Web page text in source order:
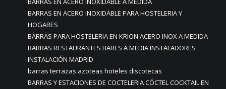
BARRAS EN ACERO INOXIDABLE PARA HOSTELERIA Y
HOGARES
BARRAS PARA HOSTELERIA EN KRION ACERO INOX A MEDIDA
BARRAS RESTAURANTES BARES A MEDIA INSTALADORES
INSTALACIÓN MADRID
barras terrazas azoteas hoteles discotecas
BARRAS Y ESTACIONES DE COCTELERIA CÓCTEL COCKTAIL EN